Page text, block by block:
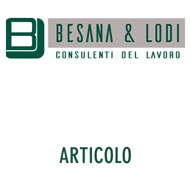
ARTICOLO